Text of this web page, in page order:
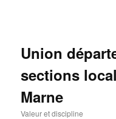
Union
sections
Marne
Valeur et discipline